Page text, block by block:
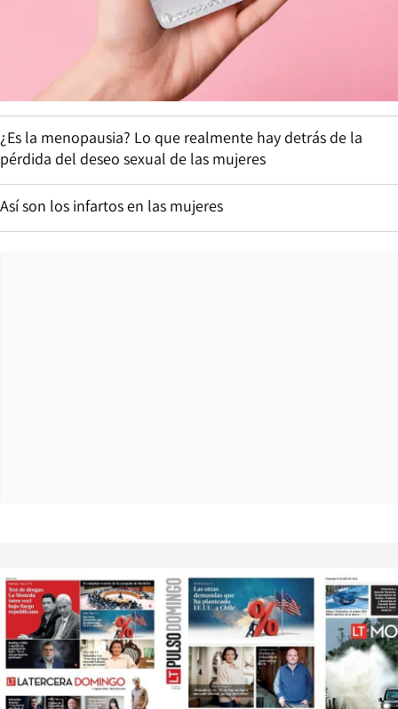
¿Es la menopausia? Lo que realmente hay detrás de la
pérdida del deseo sexual de las mujeres
Así son los infartos en las mujeres
Opens in new window Opens in